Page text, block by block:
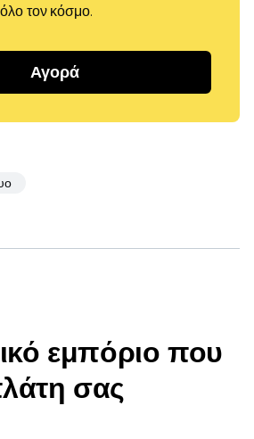
όλο τον κόσμο.
Αγορά
εμπόριο που
σας